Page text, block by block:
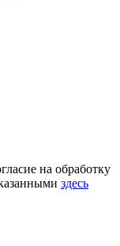
на обработку
здесь